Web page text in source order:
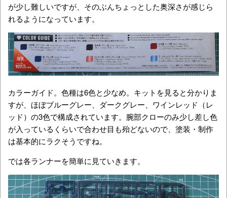
が少し難しいですが、そのぶんちょっとした奥深さが感じら
れるようになっています。
カラーガイド。色種は6色と少なめ。キットを見ると分かりま
すが、ほぼブルーグレー、ダークグレー、ワインレッド（レ
ッド）の3色で構成されています。腕部クローのみ少し差し色
が入っているくらいで合わせ目も殆どないので、塗装・制作
は基本的にラクそうですね。
では各ランナーを簡単に見ていきます。